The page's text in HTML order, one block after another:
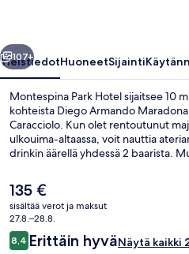
Seuraava
107+
YleistiedotHuoneetSijainti
Montespina Park Hotel sijaitsee 10
kohteista Diego Armando
Caracciolo. Kun olet rentoutunut
ulkouima-altaassa, voit nauttia
drinkin äärellä yhdessä 2 baarista.
suuresti majoituspaikan avuliasta
Nykyinen
hinta
on
135 €
135 €
sisältää verot ja maksut
27.8.–28.8.
Arvostelut
8,48,4 kautta 10.
Erittäin hyväNäytä kaikki